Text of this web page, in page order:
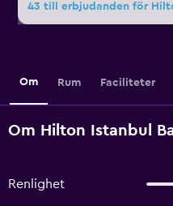
43 till erbjudanden för
Om Rum Faciliteter
Om Hilton Istanbul
Renlighet